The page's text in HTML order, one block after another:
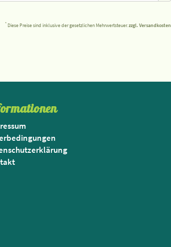
* Diese Preise sind inklusive der gesetzlichen Mehrwertsteuer.zzgl. Versandkosten